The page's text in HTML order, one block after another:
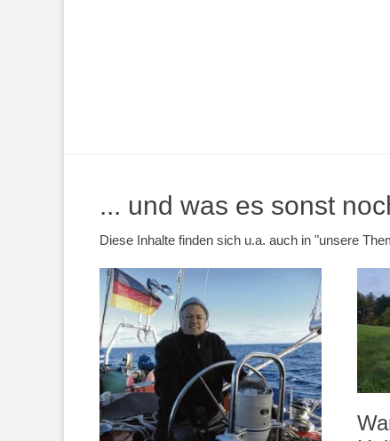
... und was es sonst
Diese Inhalte finden sich u.a. auch in "unsere